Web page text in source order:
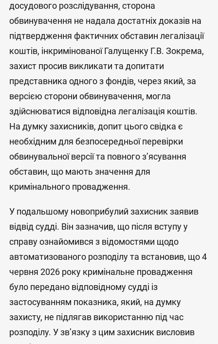
досудового розслідування, сторона
обвинувачення не надала достатніх доказів на
підтвердження фактичних обставин легалізації
коштів, інкримінованої Галущенку Г.В. Зокрема,
захист просив викликати та допитати
представника одного з фондів, через який, за
версією сторони обвинувачення, могла
здійснюватися відповідна легалізація коштів.
На думку захисників, допит цього свідка є
необхідним для безпосередньої перевірки
обвинувальної версії та повного з’ясування
обставин, що мають значення для
кримінального провадження.
У подальшому новоприбулий захисник заявив
відвід судді. Він зазначив, що після вступу у
справу ознайомився з відомостями щодо
автоматизованого розподілу та встановив, що 4
червня 2026 року кримінальне провадження
було передано відповідному судді із
застосуванням показника, який, на думку
захисту, не підлягав використанню під час
розподілу. У зв’язку з цим захисник висловив